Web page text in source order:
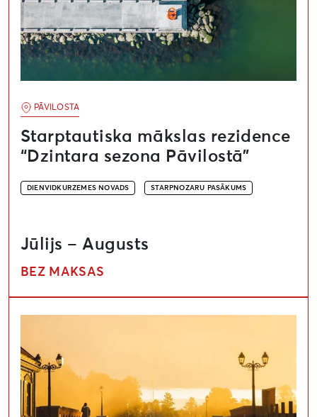
PĀVILOSTA
Starptautiska mākslas rezidence
“Dzintara sezona Pāvilostā”
DIENVIDKURZEMES NOVADS STARPNOZARU PASĀKUMS
Jūlijs – Augusts
BEZ MAKSAS